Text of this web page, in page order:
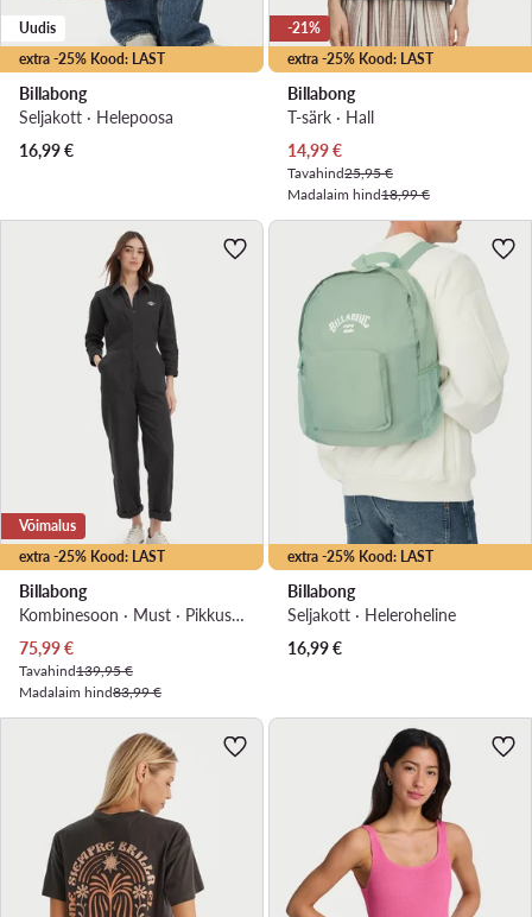
extra -25% Kood: LAST
Uudis
Billabong
Seljakott · Heleроosa
16,99€
extra -25% Kood: LAST
-21%
Billabong
T-särk · Hall
Praegune hind
14,99€
Tavahind25,95 €
Madalaim hind18,99 €
extra -25% Kood: LAST
Võimalus
Billabong
Kombinesoon · Must · Pikkus 7/8
Praegune hind
75,99€
Tavahind139,95 €
Madalaim hind83,99 €
extra -25% Kood: LAST
Billabong
Seljakott · Heleroheline
16,99€